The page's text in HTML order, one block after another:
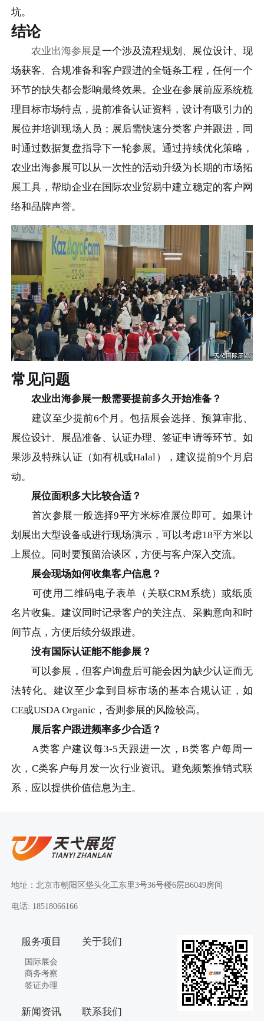
坑。
结论
农业出海参展是一个涉及流程规划、展位设计、现
场获客、合规准备和客户跟进的全链条工程，任何一个
环节的缺失都会影响最终效果。企业在参展前应系统梳
理目标市场特点，提前准备认证资料，设计有吸引力的
展位并培训现场人员；展后需快速分类客户并跟进，同
时通过数据复盘指导下一轮参展。通过持续优化策略，
农业出海参展可以从一次性的活动升级为长期的市场拓
展工具，帮助企业在国际农业贸易中建立稳定的客户网
络和品牌声誉。
常见问题
农业出海参展一般需要提前多久开始准备？
建议至少提前6个月。包括展会选择、预算审批、
展位设计、展品准备、认证办理、签证申请等环节。如
果涉及特殊认证（如有机或Halal），建议提前9个月启
动。
展位面积多大比较合适？
首次参展一般选择9平方米标准展位即可。如果计
划展出大型设备或进行现场演示，可以考虑18平方米以
上展位。同时要预留洽谈区，方便与客户深入交流。
展会现场如何收集客户信息？
可使用二维码电子表单（关联CRM系统）或纸质
名片收集。建议同时记录客户的关注点、采购意向和时
间节点，方便后续分级跟进。
没有国际认证能不能参展？
可以参展，但客户询盘后可能会因为缺少认证而无
法转化。建议至少拿到目标市场的基本合规认证，如
CE或USDA Organic，否则参展的风险较高。
展后客户跟进频率多少合适？
A类客户建议每3-5天跟进一次，B类客户每周一
次，C类客户每月发一次行业资讯。避免频繁推销式联
系，应以提供价值信息为主。
地址：北京市朝阳区垡头化工东里3号36号楼6层B6049房间
电话: 18518066166
服务项目
国际展会
商务考察
签证办理
关于我们
新闻资讯 联系我们